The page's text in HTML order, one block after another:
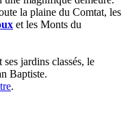
la plaine du Comtat, les
et les Monts du
jardins classés, le
Baptiste.
.